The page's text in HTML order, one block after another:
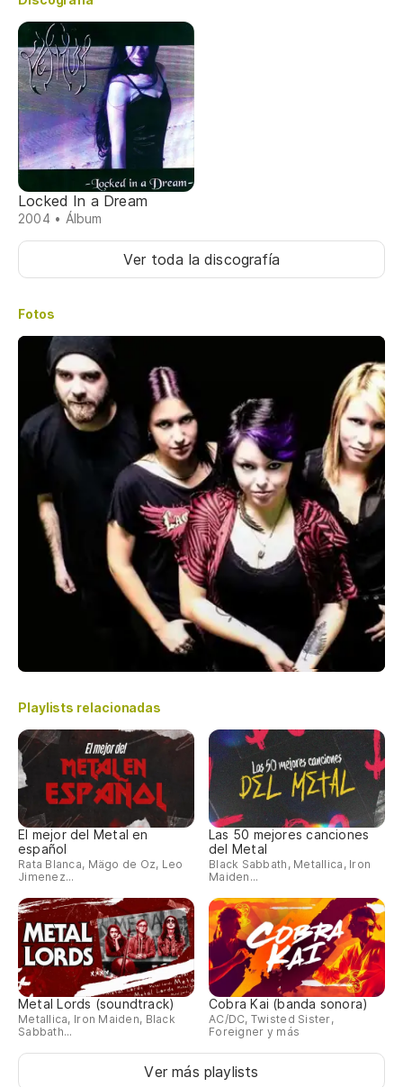
Locked In a Dream
2004 • Álbum
Ver toda la discografía
Fotos
Playlists relacionadas
El mejor del Metal en
español
Rata Blanca, Mägo de Oz, Leo
Jimenez...
Las 50 mejores canciones
del Metal
Black Sabbath, Metallica, Iron
Maiden...
Metal Lords (soundtrack)
Metallica, Iron Maiden, Black
Sabbath...
Cobra Kai (banda sonora)
AC/DC, Twisted Sister,
Foreigner y más
Ver más playlists